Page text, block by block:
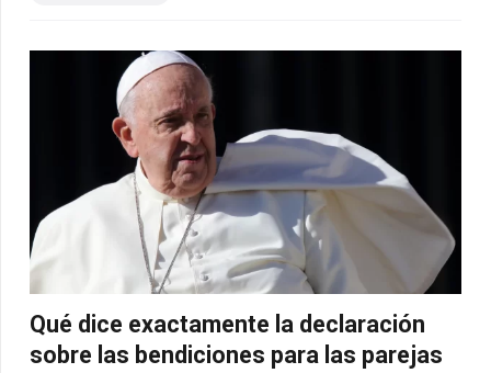
Qué dice exactamente la declaración
sobre las bendiciones para las parejas